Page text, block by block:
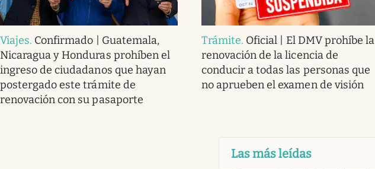
Viajes. Confirmado | Guatemala,
Nicaragua y Honduras prohíben el
ingreso de ciudadanos que hayan
postergado este trámite de
renovación con su pasaporte
Trámite. Oficial | El DMV prohíbe la
renovación de la licencia de
conducir a todas las personas que
no aprueben el examen de visión
Las más leídas